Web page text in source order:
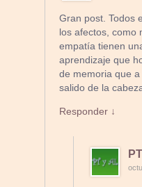
Gran post. Todos
los afectos, como
empatía tienen
aprendizaje que
de memoria que
salido de la
Responder ↓